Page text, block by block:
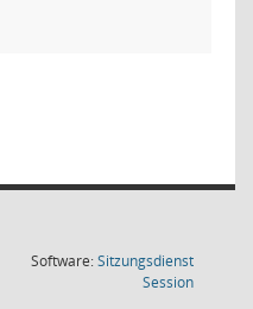
Software:Sitzungsdienst
Session(Wird in